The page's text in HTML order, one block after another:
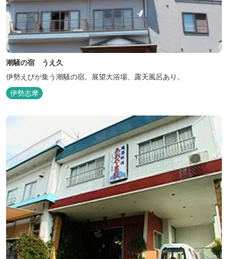
潮騒の宿 うえ久
伊勢えびが集う潮騒の宿。展望大浴場、露天風呂あり。
伊勢志摩